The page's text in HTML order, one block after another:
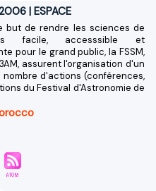
|ESPACE
but de rendre les sciences de
facile, accesssible et
pour le grand public, la FSSM,
assurent l'organisation d'un
d'actions (conférences,
du Festival d'Astronomie de